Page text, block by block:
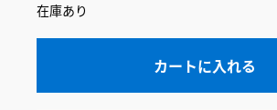
在庫あり
カートに入れる